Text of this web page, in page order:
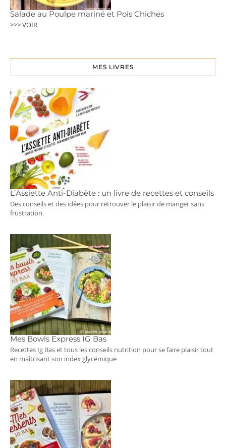
Salade au Poulpe mariné et Pois Chiches
>>> VOIR
MES LIVRES
L’Assiette Anti-Diabète : un livre de recettes et conseils
Des conseils et des idées pour retrouver le plaisir de manger sans
frustration.
Mes Bowls Express IG Bas
Recettes Ig Bas et tous les conseils nutrition pour se faire plaisir tout
en maîtrisant son index glycémique